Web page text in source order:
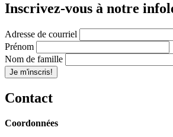
Inscrivez-vous à notre
Adresse de courriel
Prénom
Nom de famille
Contact
Coordonnées